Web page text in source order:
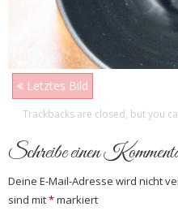
Letztes Bild
Trackbacks are closed, but you
Schreibe einen
Deine E-Mail-Adresse wird nicht
sind mit*markiert